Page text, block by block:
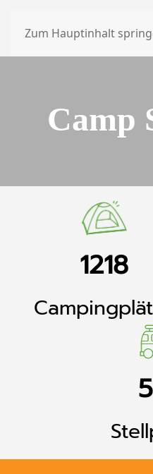
Zum Hauptinhalt
Camp
1218